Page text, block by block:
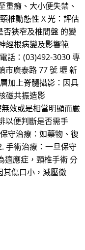
重癱、大小便失禁、
椎動態性 X 光：評估
狹窄及椎間盤 的變
經根病變及影響範
話：(03)492-3030 專
市廣泰路 77 號 壢 新
加上脊髓攝影：因具
磁共振造影
無效或是相當明顯而嚴
以便判斷是否需手
守治療：如藥物、復
手術治療：一旦保守
適應症，頸椎手術 分
其傷口小，減壓徹